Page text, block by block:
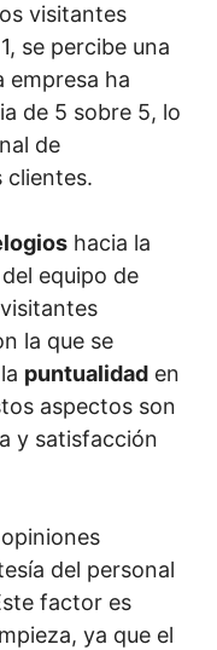
visitantes
se percibe una
empresa ha
de 5 sobre 5, lo
de
clientes.
hacia la
equipo de
visitantes
la que se
puntualidad en
aspectos son
y satisfacción
del personal
factor es
ya que el